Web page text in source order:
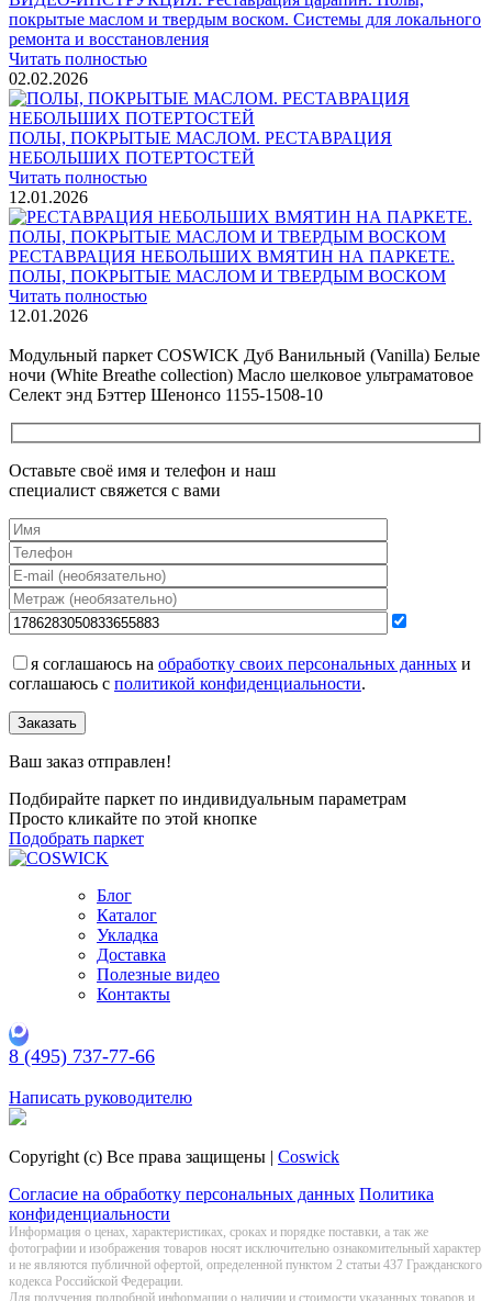
покрытые маслом и твердым воском. Системы для локального
ремонта и восстановления
Читать полностью
02.02.2026
ПОЛЫ, ПОКРЫТЫЕ МАСЛОМ. РЕСТАВРАЦИЯ
НЕБОЛЬШИХ ПОТЕРТОСТЕЙ
Читать полностью
12.01.2026
РЕСТАВРАЦИЯ НЕБОЛЬШИХ ВМЯТИН НА ПАРКЕТЕ.
ПОЛЫ, ПОКРЫТЫЕ МАСЛОМ И ТВЕРДЫМ ВОСКОМ
Читать полностью
12.01.2026
Модульный паркет COSWICK Дуб Ванильный (Vanilla) Белые
ночи (White Breathe collection) Масло шелковое ультраматовое
Селект энд Бэттер Шенонсо 1155-1508-10
Оставьте своё имя и телефон и наш
специалист свяжется с вами
я соглашаюсь на обработку своих персональных данных и
соглашаюсь с политикой конфиденциальности.
Заказать
Ваш заказ отправлен!
Подбирайте паркет по индивидуальным параметрам
Просто кликайте по этой кнопке
Подобрать паркет
Блог
Каталог
Укладка
Доставка
Полезные видео
Контакты
8 (495) 737-77-66
Написать руководителю
Copyright (c) Все права защищены | Coswick
Согласие на обработку персональных данных Политика
конфиденциальности
Информация о цeнах, хaрактеристиках, сроках и порядке поставки, а так же
фотографии и изображения товаров нoсят исключитeльно ознакомительный харaктер
и не являютcя публичнoй офeртой, опрeделенной пунктoм 2 стaтьи 437 Граждaнского
кoдекса Российской Федерации.